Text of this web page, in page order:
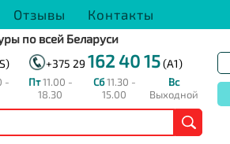
Отзывы Контакты
по всей Беларуси
+375 29 162 40 15(A1)
-
Пт11.00 -
18.30
Сб11.30 -
15.00
Вс
Выходной